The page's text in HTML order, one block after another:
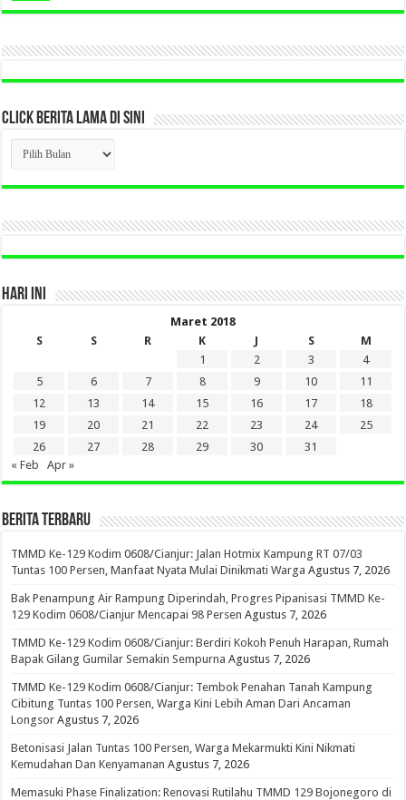
CLICK BERITA LAMA DI SINI
CLICK
BERITA
LAMA
DI
HARI INI
Maret 2018
S
S R K J S
M
1
2 3
4
5
6 7 8 9 10
11
12
13 14 15 16 17
18
19
20 21 22 23 24
25
26
27 28 29 30
31
« Feb
Apr »
BERITA TERBARU
TMMD Ke-129 Kodim 0608/Cianjur: Jalan Hotmix Kampung RT 07/03
Tuntas 100 Persen, Manfaat Nyata Mulai Dinikmati Warga Agustus 7, 2026
Bak Penampung Air Rampung Diperindah, Progres Pipanisasi TMMD Ke-
129 Kodim 0608/Cianjur Mencapai 98 Persen Agustus 7, 2026
TMMD Ke-129 Kodim 0608/Cianjur: Berdiri Kokoh Penuh Harapan, Rumah
Bapak Gilang Gumilar Semakin Sempurna Agustus 7, 2026
TMMD Ke-129 Kodim 0608/Cianjur: Tembok Penahan Tanah Kampung
Cibitung Tuntas 100 Persen, Warga Kini Lebih Aman Dari Ancaman
Longsor Agustus 7, 2026
Betonisasi Jalan Tuntas 100 Persen, Warga Mekarmukti Kini Nikmati
Kemudahan Dan Kenyamanan Agustus 7, 2026
Memasuki Phase Finalization: Renovasi Rutilahu TMMD 129 Bojonegoro di